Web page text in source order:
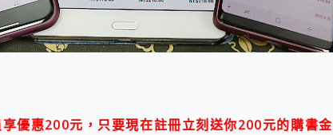
優惠200元，只要現在註冊立刻送你200元的購書金